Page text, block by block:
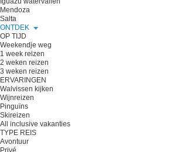
Mendoza
Salta
ONTDEK
OP TIJD
Weekendje weg
1 week reizen
2 weken reizen
3 weken reizen
ERVARINGEN
Walvissen kijken
Wijnreizen
Pinguïns
Skireizen
All inclusive vakanties
TYPE REIS
Avontuur
Privé